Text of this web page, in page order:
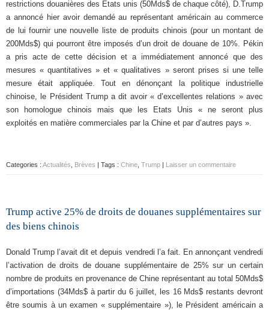
restrictions douanières des Etats unis (50Mds$ de chaque côté), D.Trump
a annoncé hier avoir demandé au représentant américain au commerce
de lui fournir une nouvelle liste de produits chinois (pour un montant de
200Mds$) qui pourront être imposés d’un droit de douane de 10%. Pékin
a pris acte de cette décision et a immédiatement annoncé que des
mesures « quantitatives » et « qualitatives » seront prises si une telle
mesure était appliquée. Tout en dénonçant la politique industrielle
chinoise, le Président Trump a dit avoir « d’excellentes relations » avec
son homologue chinois mais que les Etats Unis « ne seront plus
exploités en matière commerciales par la Chine et par d’autres pays ».
Categories : Actualités Brèves | Tags : Chine Trump | Laisser un commentaire
Trump active 25% de droits de douanes supplémentaires sur
des biens chinois
Donald Trump l’avait dit et depuis vendredi l’a fait. En annonçant vendredi
l’activation de droits de douane supplémentaire de 25% sur un certain
nombre de produits en provenance de Chine représentant au total 50Mds$
d’importations (34Mds$ à partir du 6 juillet, les 16 Mds$ restants devront
être soumis à un examen « supplémentaire »), le Président américain a